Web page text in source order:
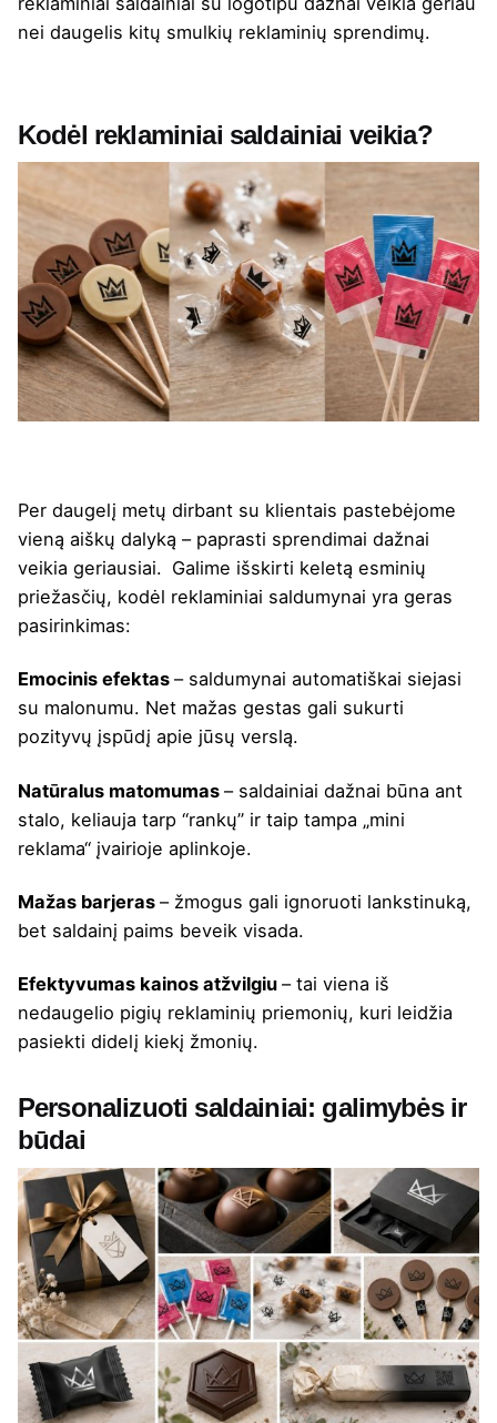
nei daugelis kitų smulkių reklaminių sprendimų.
Kodėl reklaminiai saldainiai veikia?
Per daugelį metų dirbant su klientais pastebėjome
vieną aiškų dalyką – paprasti sprendimai dažnai
veikia geriausiai. Galime išskirti keletą esminių
priežasčių, kodėl reklaminiai saldumynai yra geras
pasirinkimas:
Emocinis efektas – saldumynai automatiškai siejasi
su malonumu. Net mažas gestas gali sukurti
pozityvų įspūdį apie jūsų verslą.
Natūralus matomumas – saldainiai dažnai būna ant
stalo, keliauja tarp “rankų” ir taip tampa „mini
reklama“ įvairioje aplinkoje.
Mažas barjeras – žmogus gali ignoruoti lankstinuką,
bet saldainį paims beveik visada.
Efektyvumas kainos atžvilgiu – tai viena iš
nedaugelio pigių reklaminių priemonių, kuri leidžia
pasiekti didelį kiekį žmonių.
Personalizuoti saldainiai: galimybės ir
būdai